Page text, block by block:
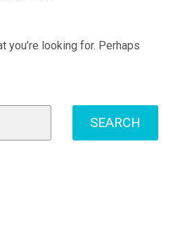
you’re looking for. Perhaps
SEARCH